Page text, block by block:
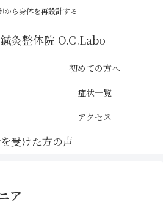
から身体を再設計する
初めての方へ
症状一覧
アクセス
ア